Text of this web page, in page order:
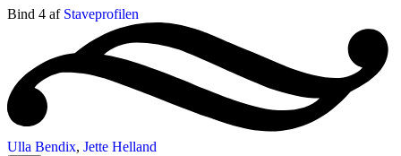
Bind 4 af Staveprofilen
Ulla Bendix, Jette Helland